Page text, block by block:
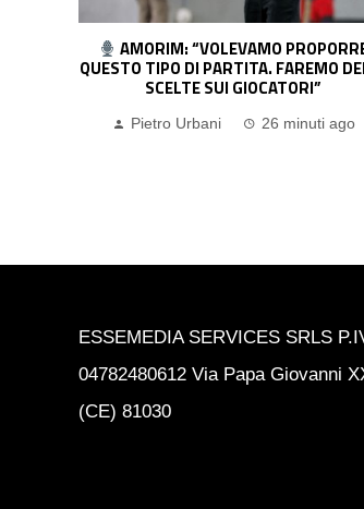
SPALLETTI: “KOLO MUANI E
ALAJBEGOVIC? LI HO VISTI
ATTENTAMENTE PRIMA DI PRENDERLI.
CONDIZIONE”
ESSEMEDIA SERVICES SRLS
04782480612 Via Papa Giovanni
(CE) 81030